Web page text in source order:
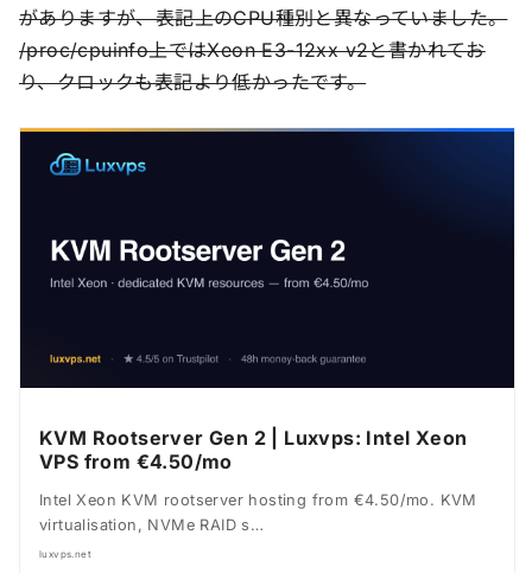
がありますが、表記上のCPU種別と異なっていました。
/proc/cpuinfo上ではXeon E3-12xx v2と書かれてお
り、クロックも表記より低かったです。
KVM Rootserver Gen 2 | Luxvps: Intel Xeon
VPS from €4.50/mo
Intel Xeon KVM rootserver hosting from €4.50/mo. KVM
virtualisation, NVMe RAID s…
luxvps.net